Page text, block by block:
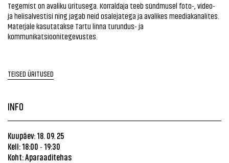
Tegemist on avaliku üritusega. Korraldaja teeb sündmusel foto-, video-
ja helisalvestisi ning jagab neid osalejatega ja avalikes meediakanalites.
Materjale kasutatakse Tartu linna turundus- ja
kommunikatsioonitegevustes.
TEISED ÜRITUSED
INFO
Kuupäev: 18. 09. 25
Kell: 18:00 - 19:30
Koht: Aparaaditehas